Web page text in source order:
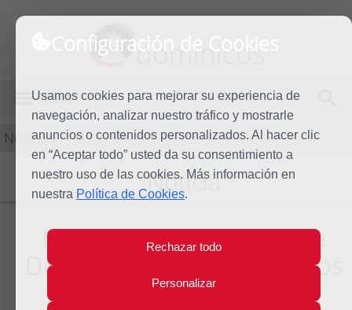
Configuración de Cookies
Usamos cookies para mejorar su experiencia de
navegación, analizar nuestro tráfico y mostrarle
anuncios o contenidos personalizados. Al hacer clic
en “Aceptar todo” usted da su consentimiento a
nuestro uso de las cookies. Más información en
nuestra Política de Cookies.
Rechazar todo
Personalizar
dominicos
MENÚ
Noticias
Noticia
El Gobierno de República
Dominicana condecora a los
dominicos